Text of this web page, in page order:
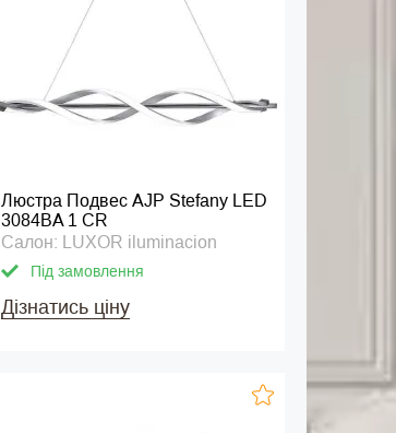
Люстра Подвес AJP Stefany LED
3084BA 1 CR
Салон: LUXOR iluminacion
Під замовлення
Дізнатись ціну